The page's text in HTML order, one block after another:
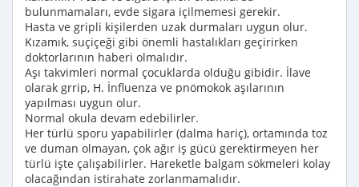
bulunmamaları, evde sigara içilmemesi gerekir.
Hasta ve gripli kişilerden uzak durmaları uygun olur.
Kızamık, suçiçeği gibi önemli hastalıkları geçirirken
doktorlarının haberi olmalıdır.
Aşı takvimleri normal çocuklarda olduğu gibidir. İlave
olarak grrip, H. İnfluenza ve pnömokok aşılarının
yapılması uygun olur.
Normal okula devam edebilirler.
Her türlü sporu yapabilirler (dalma hariç), ortamında toz
ve duman olmayan, çok ağır iş gücü gerektirmeyen her
türlü işte çalışabilirler. Hareketle balgam sökmeleri kolay
olacağından istirahate zorlanmamalıdır.